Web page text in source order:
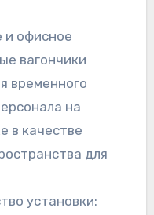
и офисное
вагончики
временного
на
в качестве
для
установки: